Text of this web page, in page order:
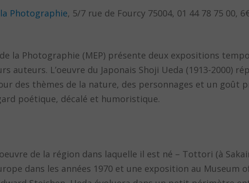
Photographie, 5/7 rue de Fourcy 75004, 01 44 78 75 00,
la Photographie (MEP) présente deux expositions
auteurs. L’oeuvre du Japonais Shoji Ueda (1913-2000)
des thèmes de la nature, des personnages et un goût
poétique, décalé et humoristique.
de la région dans laquelle il est né – Tottori (à
dans les années 1970 et une exposition au Museum